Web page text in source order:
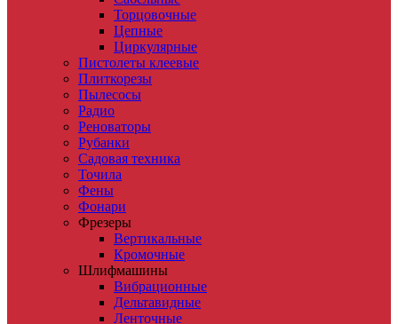
Торцовочные
Цепные
Циркулярные
Пистолеты клеевые
Плиткорезы
Пылесосы
Радио
Реноваторы
Рубанки
Садовая техника
Точила
Фены
Фонари
Фрезеры
Вертикальные
Кромочные
Шлифмашины
Вибрационные
Дельтавидные
Ленточные